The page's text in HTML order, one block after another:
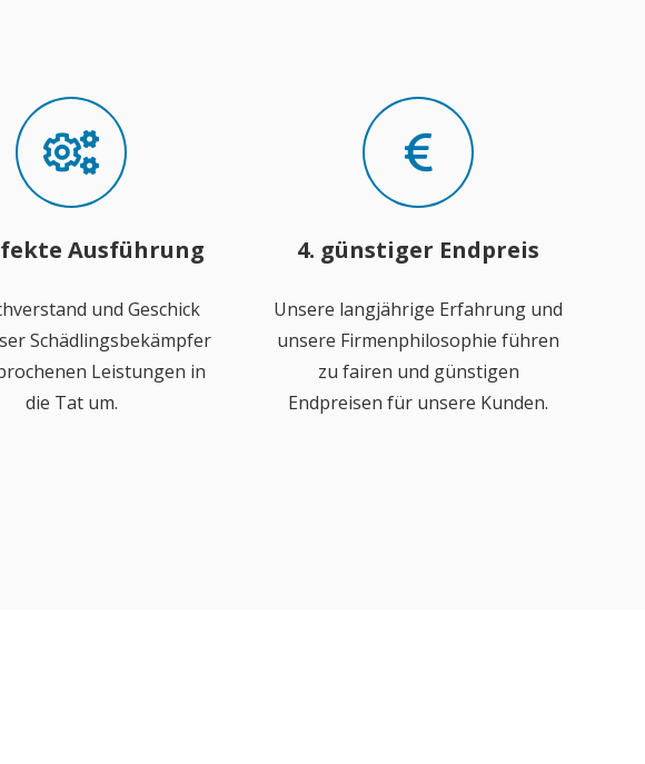
Ausführung
und Geschick
Schädlingsbekämpfer
Leistungen in
die Tat um.
4. günstiger Endpreis
Unsere langjährige Erfahrung und
unsere Firmenphilosophie führen
zu fairen und günstigen
Endpreisen für unsere Kunden.